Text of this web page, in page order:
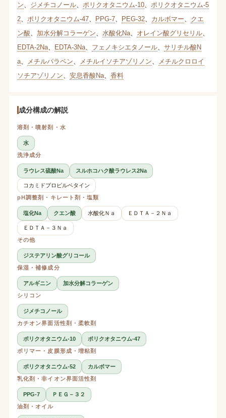
ン
ジメチコノール、 ポリクオタニウム-10、 ポリクオタニウム-5
2、 ポリクオタニウム-47、 PPG-7、 PEG-32、 カルボマー
クエ
ン酸
加水分解コラーゲン 水酸化Na、 オレイン酸グリセリル、
EDTA-2Na、 EDTA-3Na、 フェノキシエタノール、 サリチル酸N
a、 メチルパラベン メチルイソチアゾリノン
メチルクロロイ
ソチアゾリノン
安息香酸Na、 香料
成分構成の解説
溶剤・噴射剤・水
水
洗浄成分
ラウレス硫酸Na スルホコハク酸ラウレス2Na
コカミドプロピルベタイン
pH調整剤・キレート剤・塩類
塩化Na クエン酸 水酸化Ｎａ ＥＤＴＡ－２Ｎａ
ＥＤＴＡ－３Ｎａ
その他
ジステアリン酸グリコール
保湿・補修成分
アルギニン
加水分解コラーゲン
シリコン
ジメチコノール
カチオン界面活性剤・柔軟剤
ポリクオタニウム-10
ポリクオタニウム-47
ポリマー・皮膜形成・増粘剤
ポリクオタニウム-52
カルボマー
乳化剤・非イオン界面活性剤
PPG-7
ＰＥＧ－３２
油剤・オイル